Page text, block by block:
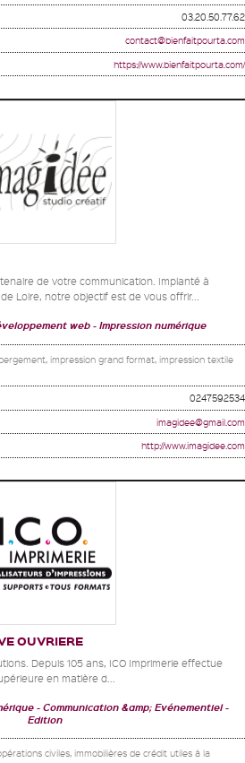
03.20.50.77.62
contact@bienfaitpourta.com
https://www.bienfaitpourta.com/
de votre communication. Implanté à
Loire, notre objectif est de vous offrir...
web Impression numérique
impression grand format, impression textile
0247592534
imagidee@gmail.com
http://www.imagidee.com
OUVRIERE
Depuis 105 ans, ICO Imprimerie effectue
en matière d...
Communication &amp; Evénementiel
Edition
civiles, immobilières de crédit utiles à la